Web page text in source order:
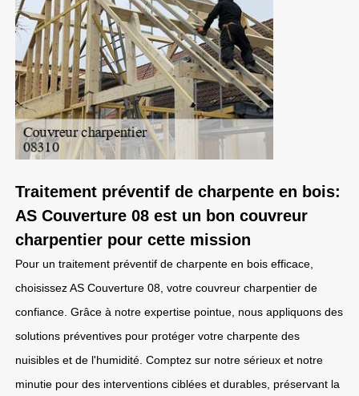
Traitement préventif de charpente en bois:
AS Couverture 08 est un bon couvreur
charpentier pour cette mission
Pour un traitement préventif de charpente en bois efficace,
choisissez AS Couverture 08, votre couvreur charpentier de
confiance. Grâce à notre expertise pointue, nous appliquons des
solutions préventives pour protéger votre charpente des
nuisibles et de l'humidité. Comptez sur notre sérieux et notre
minutie pour des interventions ciblées et durables, préservant la